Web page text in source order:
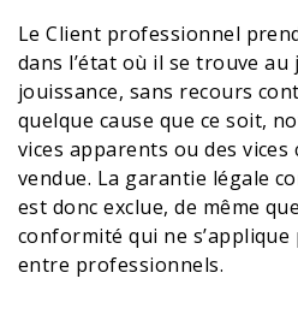
Le Client professionnel
dans l’état où il se trouve au
jouissance, sans recours
quelque cause que ce soit,
vices apparents ou des vices
vendue. La garantie légale
est donc exclue, de même
conformité qui ne
entre professionnels.